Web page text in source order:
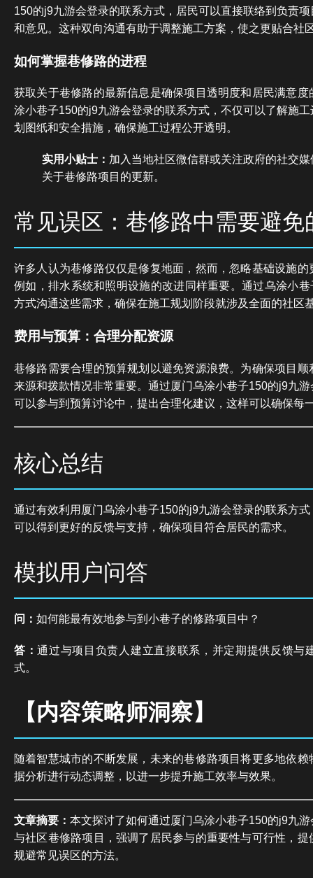
150的j9九游会登录的联系方式，居民可以直接联络到负责
和意见。这种双向沟通有助于调整施工方案，使之更贴合社
如何掌握巷修路的进程
获取关于巷修路的最新信息是确保项目透明度和居民满意
涂小巷子150的j9九游会登录的联系方式，不仅可以了解施
划图纸和安全措施，确保施工过程公开透明。
实用小贴士： 加入当地社区微信群或关注政府的社交
关于巷修路项目的更新。
常见误区：巷修路中需要避免
许多人认为巷修路仅仅是修复地面，然而，忽略基础设施
例如，排水系统和照明设施的改进同样重要。通过乌涂小
方式沟通这些需求，确保在施工规划阶段就涉及全面的社区
费用与预算：合理分配资源
巷修路需要合理的预算规划以避免资源浪费。为确保项目
来源和拨款情况非常重要。通过厦门乌涂小巷子150的j9九
可以参与到预算讨论中，提出合理化建议，这样可以确保每
核心总结
通过有效利用厦门乌涂小巷子150的j9九游会登录的联系方
可以得到更好的反馈与支持，确保项目符合居民的需求。
模拟用户问答
问： 如何能最有效地参与到小巷子的修路项目中？
答：通过与项目负责人建立直接联系，并定期提供反馈与
式。
【内容策略师洞察】
随着智慧城市的不断发展，未来的巷修路项目将更多地依
据分析进行动态调整，以进一步提升施工效率与效果。
文章摘要： 本文探讨了如何通过厦门乌涂小巷子150的j9九
与社区巷修路项目，强调了居民参与的重要性与可行性，
规避常见误区的方法。